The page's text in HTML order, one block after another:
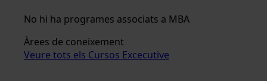
No hi ha programes associats a MBA
Àrees de coneixement
Veure tots els Cursos Excecutive